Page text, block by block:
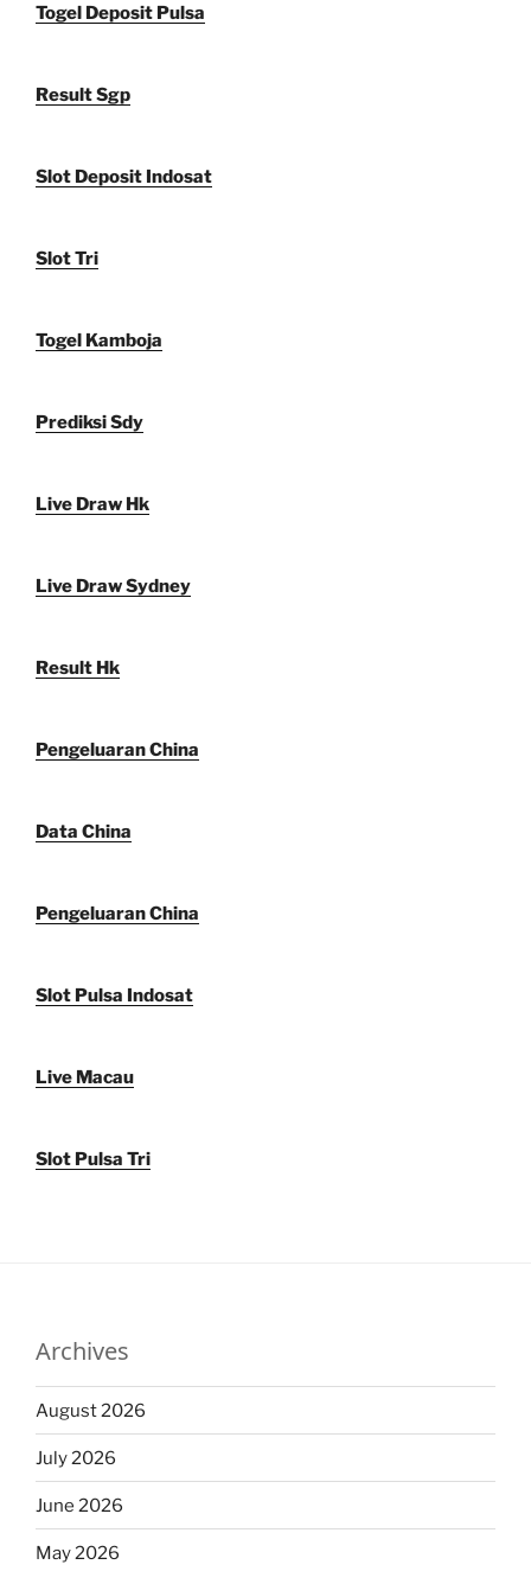
Togel Deposit Pulsa
Result Sgp
Slot Deposit Indosat
Slot Tri
Togel Kamboja
Prediksi Sdy
Live Draw Hk
Live Draw Sydney
Result Hk
Pengeluaran China
Data China
Pengeluaran China
Slot Pulsa Indosat
Live Macau
Slot Pulsa Tri
Archives
August 2026
July 2026
June 2026
May 2026